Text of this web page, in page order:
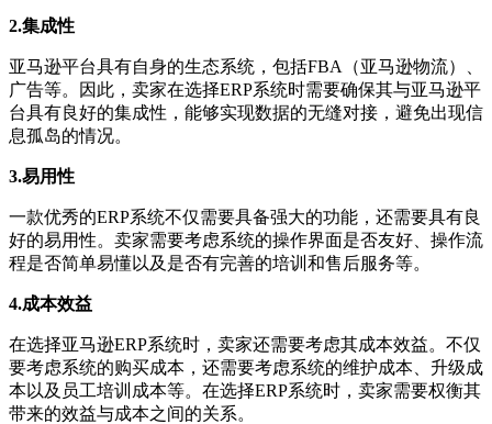
2.集成性
亚马逊平台具有自身的生态系统，包括FBA（亚马逊物流）、
广告等。因此，卖家在选择ERP系统时需要确保其与亚马逊平
台具有良好的集成性，能够实现数据的无缝对接，避免出现信
息孤岛的情况。
3.易用性
一款优秀的ERP系统不仅需要具备强大的功能，还需要具有良
好的易用性。卖家需要考虑系统的操作界面是否友好、操作流
程是否简单易懂以及是否有完善的培训和售后服务等。
4.成本效益
在选择亚马逊ERP系统时，卖家还需要考虑其成本效益。不仅
要考虑系统的购买成本，还需要考虑系统的维护成本、升级成
本以及员工培训成本等。在选择ERP系统时，卖家需要权衡其
带来的效益与成本之间的关系。